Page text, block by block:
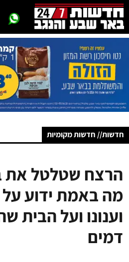
חדשות// חדשות מקומיות
הרצח שטלטל את
מה באמת ידוע על
וענונו ועל הבית
דמים